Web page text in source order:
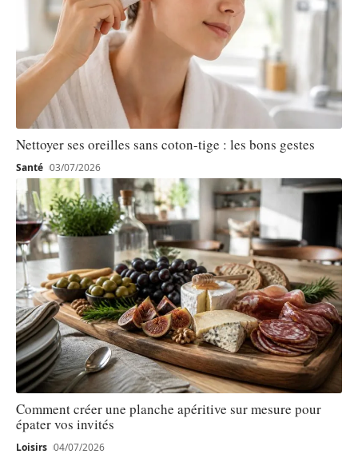
Nettoyer ses oreilles sans coton-tige : les bons gestes
Santé 03/07/2026
Comment créer une planche apéritive sur mesure pour
épater vos invités
Loisirs 04/07/2026